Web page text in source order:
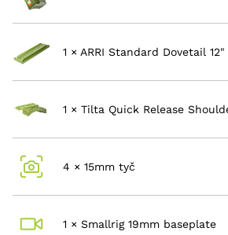
1 × ARRI Standard Dovetail 12"
1 × Tilta Quick Release
4 × 15mm tyč
1 × Smallrig 19mm baseplate